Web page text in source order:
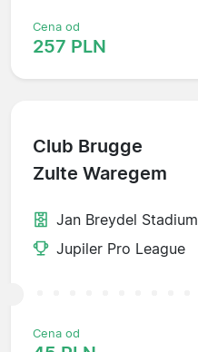
Cena od
257 PLN
Club Brugge
Zulte Waregem
Jan Breydel Stadium
Jupiler Pro League
Cena od